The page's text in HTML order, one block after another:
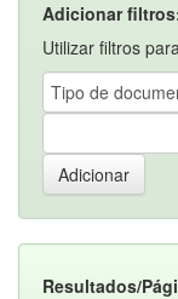
Adicionar
Utilizar filtros
Resultados/